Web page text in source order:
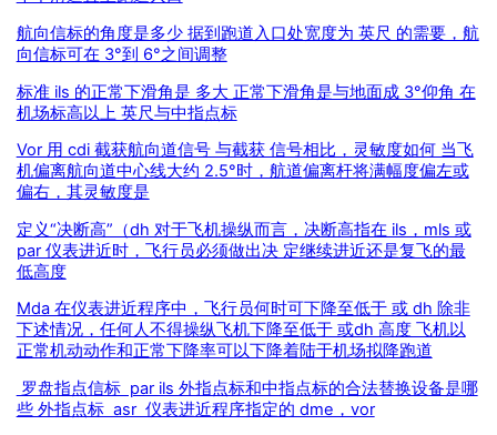
航向信标的角度是多少 据到跑道入口处宽度为 英尺 的需要，航
向信标可在 3°到 6°之间调整
标准 ils 的正常下滑角是 多大 正常下滑角是与地面成 3°仰角 在
机场标高以上 英尺与中指点标
Vor 用 cdi 截获航向道信号 与截获 信号相比，灵敏度如何 当飞
机偏离航向道中心线大约 2.5°时，航道偏离杆将满幅度偏左或
偏右，其灵敏度是
定义“决断高”（dh 对于飞机操纵而言，决断高指在 ils，mls 或
par 仪表进近时，飞行员必须做出决 定继续进近还是复飞的最
低高度
Mda 在仪表进近程序中，飞行员何时可下降至低于 或 dh 除非
下述情况，任何人不得操纵飞机下降至低于 或dh 高度 飞机以
正常机动动作和正常下降率可以下降着陆于机场拟降跑道
罗盘指点信标 par ils 外指点标和中指点标的合法替换设备是哪
些 外指点标 asr 仪表进近程序指定的 dme，vor